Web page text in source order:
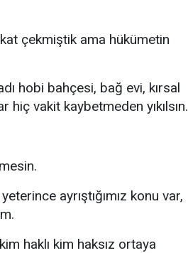
çekmiştik ama hükümetin
hobi bahçesi, bağ evi, kırsal
hiç vakit kaybetmeden yıkılsın.
ayrıştığımız konu var,
haklı kim haksız ortaya